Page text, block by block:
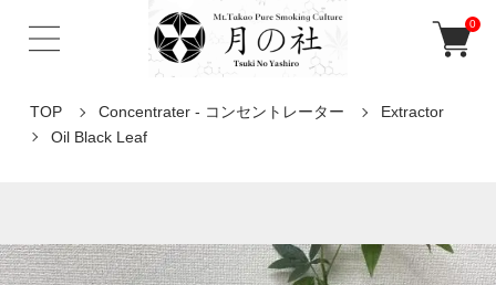
0
TOP Concentrater - コンセントレーター
Extractor
Oil Black Leaf